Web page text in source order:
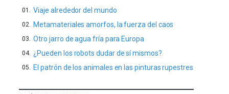
Viaje alrededor del mundo
Metamateriales amorfos, la fuerza del caos
Otro jarro de agua fría para Europa
¿Pueden los robots dudar de sí mismos?
El patrón de los animales en las pinturas rupestres